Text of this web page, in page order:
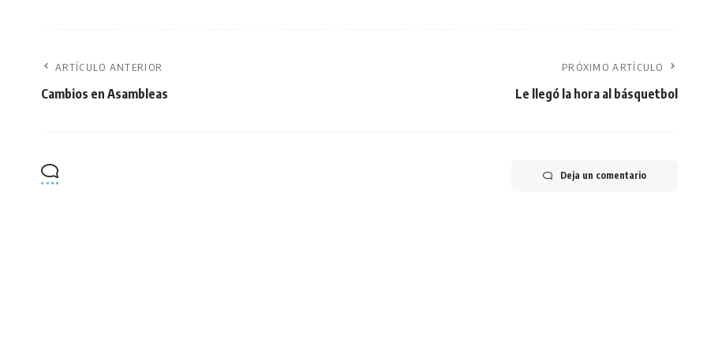
ARTÍCULO ANTERIOR
Cambios en Asambleas
PRÓXIMO ARTÍCULO
Le llegó la hora al básquetbol
Deja un comentario